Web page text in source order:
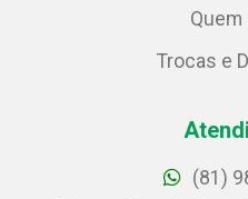
Quem
Trocas e
(81)